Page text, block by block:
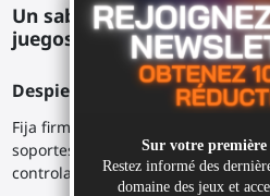
Un sable láser doble
juegos de Kayak VR.
Despierta a tu guerrero
Fija firmemente tus controladores
soportes sujetados, con la correa
controladores alrededor del